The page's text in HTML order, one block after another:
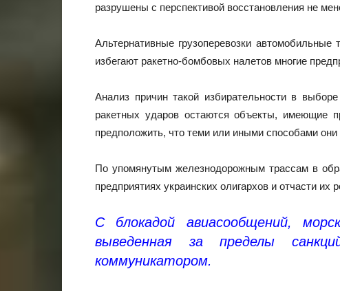
разрушены с перспективой восстановления не
Альтернативные грузоперевозки
избегают ракетно-бомбовых налетов многие
Анализ причин такой избирательности в
ракетных ударов остаются объекты, имеющие
предположить, что теми или иными способами
По упомянутым железнодорожным трассам в
предприятиях украинских олигархов и отчасти их
С блокадой авиасообщений,
выведенная за пределы
коммуникатором.